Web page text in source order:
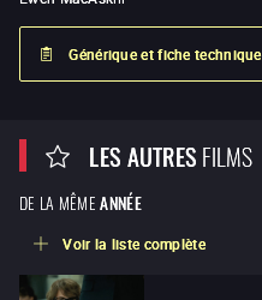
Générique et fiche technique
LES AUTRESFILMS
DE LA MÊME ANNÉE
Voir la liste complète